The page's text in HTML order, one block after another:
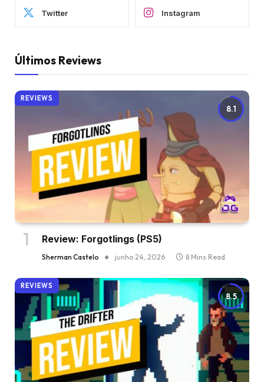
Twitter Instagram
Últimos Reviews
8.1
REVIEWS
Review: Forgotlings (PS5)
Sherman Castelo junho 24, 2026 8 Mins Read
8.5
REVIEWS